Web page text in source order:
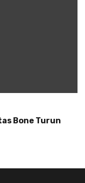
Bone Turun